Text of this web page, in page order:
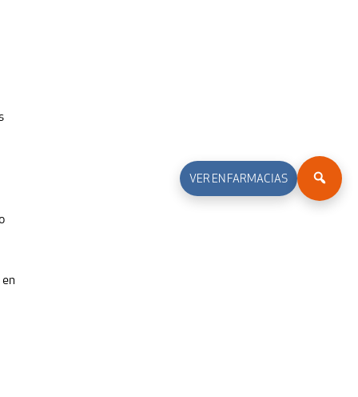
VER EN FARMACIAS